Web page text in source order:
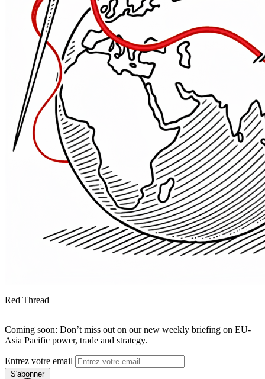
Red Thread
Coming soon: Don’t miss out on our new weekly briefing on EU-
Asia Pacific power, trade and strategy.
Entrez votre email
S'abonner